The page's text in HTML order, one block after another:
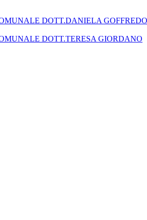
DOTT.DANIELA GOFFREDO
DOTT.TERESA GIORDANO